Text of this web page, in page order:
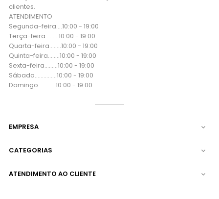
clientes.
ATENDIMENTO
Segunda-feira....10:00 - 19:00
Terça-feira....…..10:00 - 19:00
Quarta-feira...…..10:00 - 19:00
Quinta-feira..…...10:00 - 19:00
Sexta-feira...…...10:00 - 19:00
Sábado..….….…..10:00 - 19:00
Domingo..….…...10:00 - 19:00
EMPRESA 
CATEGORIAS 
ATENDIMENTO AO CLIENTE 